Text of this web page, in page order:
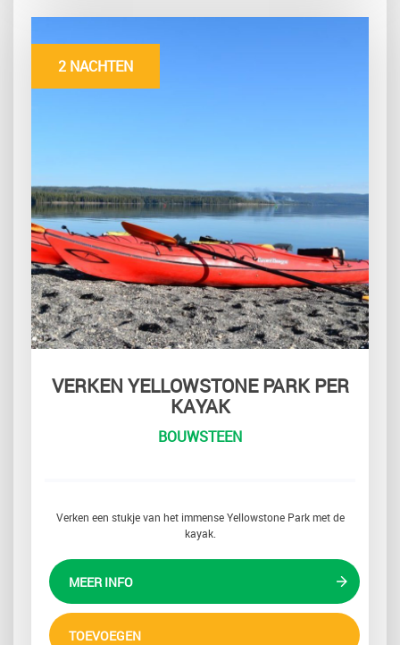
2 NACHTEN
VERKEN YELLOWSTONE PARK PER
KAYAK
BOUWSTEEN
Verken een stukje van het immense Yellowstone Park met de
kayak.
MEER INFO
TOEVOEGEN